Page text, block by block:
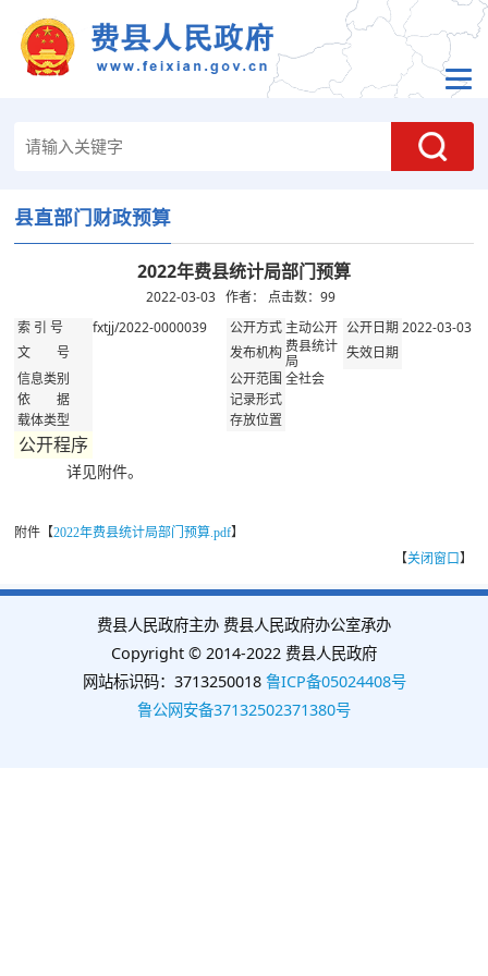
县直部门财政预算
2022年费县统计局部门预算
2022-03-03 作者： 点击数： 99
索 引 号 fxtjj/2022-0000039 公开方式 主动公开 公开日期2022-03-03
文 号 发布机构费县统计
局
失效日期
信息类别
公开范围全社会
依 据
记录形式
载体类型
存放位置
公开程序
详见附件。
附件【2022年费县统计局部门预算.pdf】
【关闭窗口】
费县人民政府主办 费县人民政府办公室承办
Copyright © 2014-2022 费县人民政府
网站标识码：3713250018 鲁ICP备05024408号
鲁公网安备37132502371380号